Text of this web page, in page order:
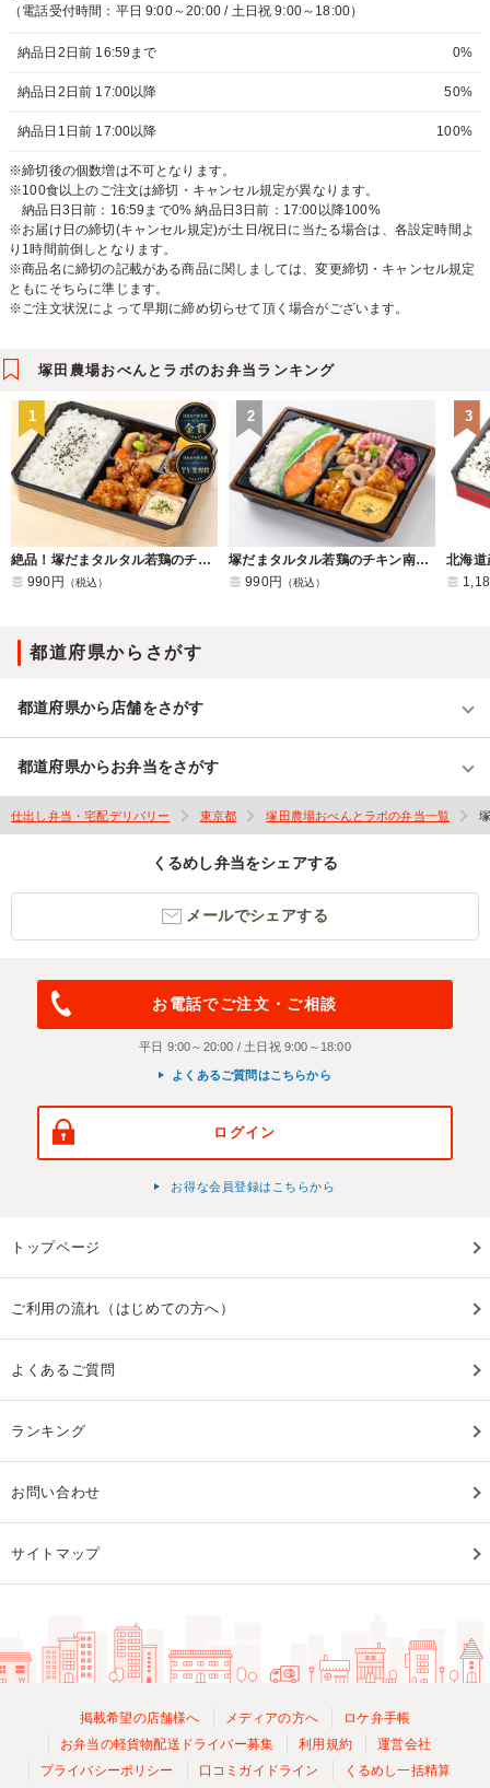
（電話受付時間：平日 9:00～20:00 / 土日祝 9:00～18:00）
納品日2日前 16:59まで 0%
納品日2日前 17:00以降 50%
納品日1日前 17:00以降 100%
※締切後の個数増は不可となります。
※100食以上のご注文は締切・キャンセル規定が異なります。
納品日3日前：16:59まで0% 納品日3日前：17:00以降100%
※お届け日の締切(キャンセル規定)が土日/祝日に当たる場合は、各設定時間よ
り1時間前倒しとなります。
※商品名に締切の記載がある商品に関しましては、変更締切・キャンセル規定
ともにそちらに準じます。
※ご注文状況によって早期に締め切らせて頂く場合がございます。
塚田農場おべんとラボのお弁当ランキング
1
絶品！塚だまタルタル若鶏のチキン南蛮弁当
990円
（税込）
2
塚だまタルタル若鶏のチキン南蛮と塩鮭の幕ノ内弁当
990円
（税込）
3
都道府県からさがす
都道府県から店舗をさがす
都道府県からお弁当をさがす
仕出し弁当・宅配デリバリー 東京都 塚田農場おべんとラボの弁当一覧
くるめし弁当をシェアする
メールでシェアする
お電話でご注文・ご相談
平日 9:00～20:00 / 土日祝 9:00～18:00
よくあるご質問はこちらから
ログイン
お得な会員登録はこちらから
トップページ
ご利用の流れ（はじめての方へ）
よくあるご質問
ランキング
お問い合わせ
サイトマップ
掲載希望の店舗様へ メディアの方へ
ロケ弁手帳
お弁当の軽貨物配送ドライバー募集
利用規約
運営会社
プライバシーポリシー
口コミガイドライン くるめし一括精算